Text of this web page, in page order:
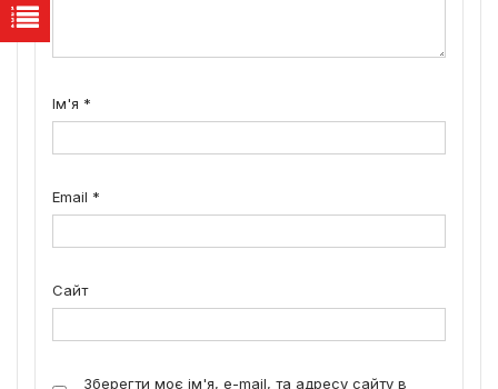
Ім'я *
Email *
Сайт
Зберегти моє ім'я, e-mail, та адресу сайту в